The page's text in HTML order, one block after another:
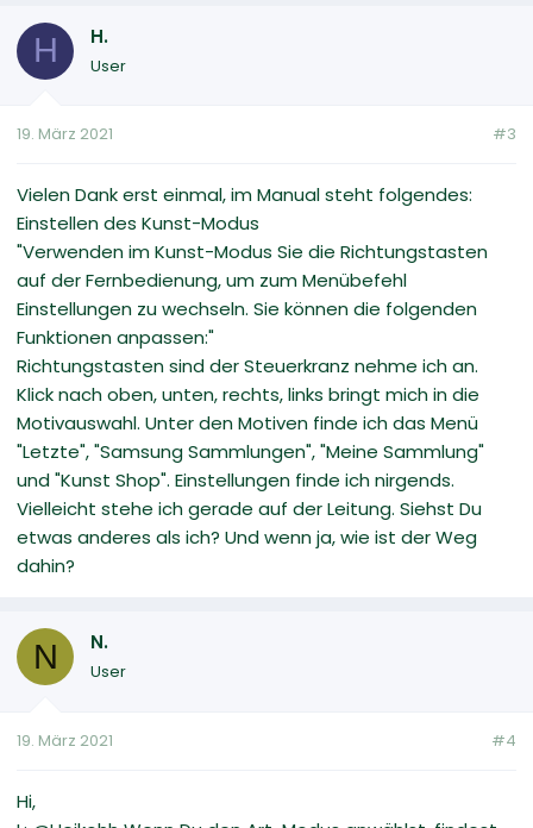
H H.
User
19. März 2021 #3
Vielen Dank erst einmal, im Manual steht folgendes:
Einstellen des Kunst-Modus
"Verwenden im Kunst-Modus Sie die Richtungstasten
auf der Fernbedienung, um zum Menübefehl
Einstellungen zu wechseln. Sie können die folgenden
Funktionen anpassen:"
Richtungstasten sind der Steuerkranz nehme ich an.
Klick nach oben, unten, rechts, links bringt mich in die
Motivauswahl. Unter den Motiven finde ich das Menü
"Letzte", "Samsung Sammlungen", "Meine Sammlung"
und "Kunst Shop". Einstellungen finde ich nirgends.
Vielleicht stehe ich gerade auf der Leitung. Siehst Du
etwas anderes als ich? Und wenn ja, wie ist der Weg
dahin?
N N.
User
19. März 2021 #4
Hi,